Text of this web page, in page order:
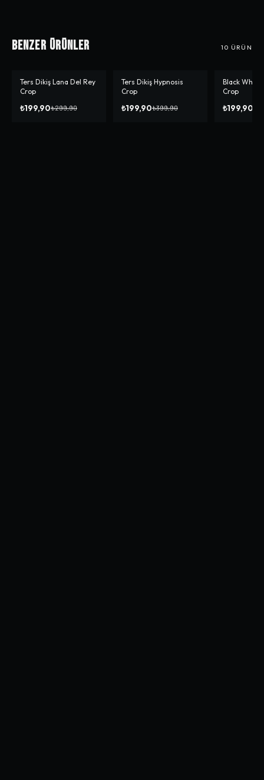
Benzer Ürünler 10 ÜRÜN
-%33
Ters Dikiş Lana Del Rey
Crop
₺199,90₺299,90
-%50
Ters Dikiş Hypnosis
Crop
₺199,90₺399,90
-%50
Black White
Crop
₺199,90